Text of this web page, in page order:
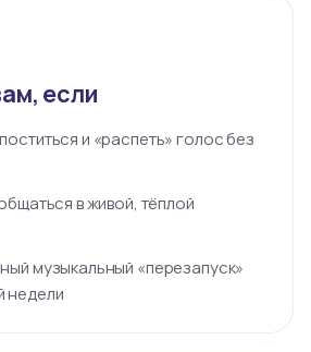
если
и «распеть» голос без
в живой, тёплой
музыкальный «перезапуск»
недели